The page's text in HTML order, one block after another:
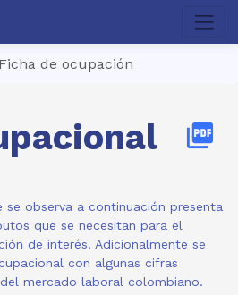
Ficha de ocupación
picture_as_pdf
observa a continuación presenta
que se necesitan para el
de interés. Adicionalmente se
con algunas cifras
mercado laboral colombiano.